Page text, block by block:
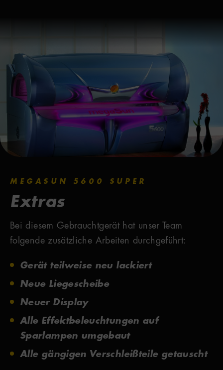
MEGASUN 5600 SUPER
Extras
Bei diesem Gebrauchtgerät hat unser Team
folgende zusätzliche Arbeiten durchgeführt:
Gerät teilweise neu lackiert
Neue Liegescheibe
Neuer Display
Alle Effektbeleuchtungen auf
Sparlampen umgebaut
Alle gängigen Verschleißteile getauscht